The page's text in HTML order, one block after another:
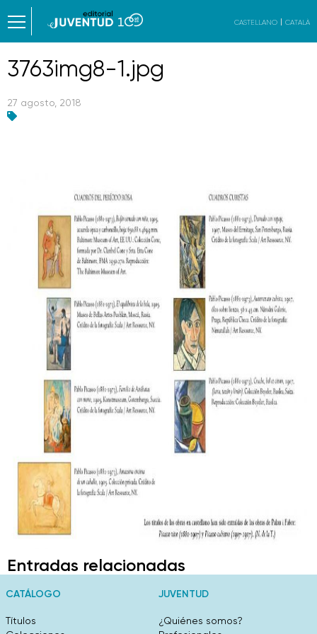
CASTELLANO CATALÀ
3763img8-1.jpg
27 agosto, 2018
Entradas relacionadas
CATÁLOGO
Títulos
JUVENTUD
¿Quiénes somos?